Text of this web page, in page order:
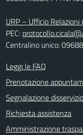
URP – Ufficio Relazioni
PEC:
Centralino unico:
Leggi le FAQ
Prenotazione
Segnalazione disservizio
Richiesta assistenza
Amministrazione